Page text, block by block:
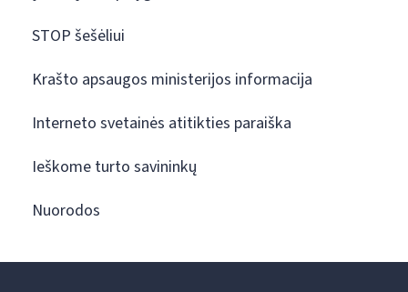
STOP šešėliui
Krašto apsaugos ministerijos informacija
Interneto svetainės atitikties paraiška
Ieškome turto savininkų
Nuorodos